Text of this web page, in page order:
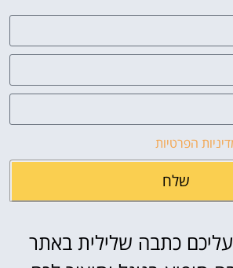
הפרטיות
שלח
כתבה שלילית באתר